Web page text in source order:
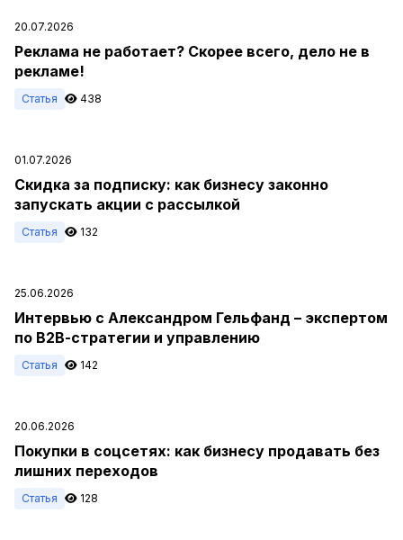
20.07.2026
Реклама не работает? Скорее всего, дело не в
рекламе!
Статья 438
01.07.2026
Скидка за подписку: как бизнесу законно
запускать акции с рассылкой
Статья 132
25.06.2026
Интервью с Александром Гельфанд – экспертом
по В2В-стратегии и управлению
Статья 142
20.06.2026
Покупки в соцсетях: как бизнесу продавать без
лишних переходов
Статья 128